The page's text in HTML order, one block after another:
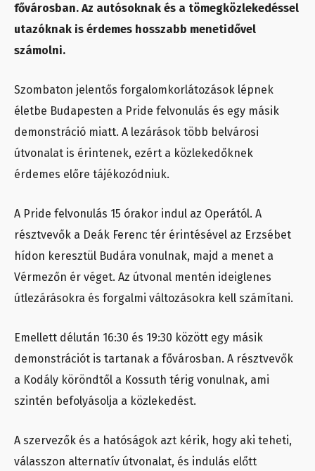
fővárosban. Az autósoknak és a tömegközlekedéssel
utazóknak is érdemes hosszabb menetidővel
számolni.
Szombaton jelentős forgalomkorlátozások lépnek
életbe Budapesten a Pride felvonulás és egy másik
demonstráció miatt. A lezárások több belvárosi
útvonalat is érintenek, ezért a közlekedőknek
érdemes előre tájékozódniuk.
A Pride felvonulás 15 órakor indul az Operától. A
résztvevők a Deák Ferenc tér érintésével az Erzsébet
hídon keresztül Budára vonulnak, majd a menet a
Vérmezőn ér véget. Az útvonal mentén ideiglenes
útlezárásokra és forgalmi változásokra kell számítani.
Emellett délután 16:30 és 19:30 között egy másik
demonstrációt is tartanak a fővárosban. A résztvevők
a Kodály köröndtől a Kossuth térig vonulnak, ami
szintén befolyásolja a közlekedést.
A szervezők és a hatóságok azt kérik, hogy aki teheti,
válasszon alternatív útvonalat, és indulás előtt